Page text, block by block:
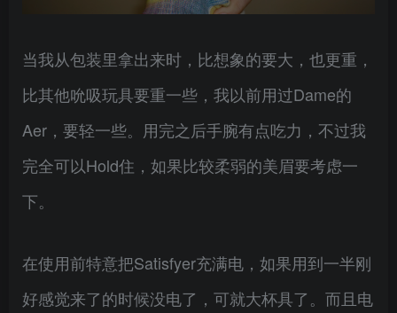
当我从包装里拿出来时，比想象的要大，也更重，
比其他吮吸玩具要重一些，我以前用过Dame的
Aer，要轻一些。用完之后手腕有点吃力，不过我
完全可以Hold住，如果比较柔弱的美眉要考虑一
下。
在使用前特意把Satisfyer充满电，如果用到一半刚
好感觉来了的时候没电了，可就大杯具了。而且电